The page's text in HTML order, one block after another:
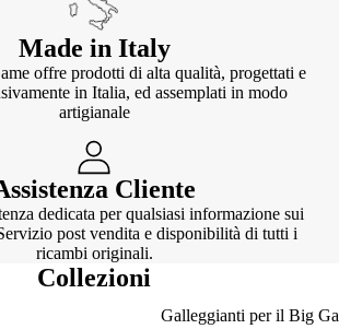
Made in Italy
offre prodotti di alta qualità, progettati e
in Italia, ed assemplati in modo
artigianale
Cliente
dedicata per qualsiasi informazione sui
post vendita e disponibilità di tutti i
ricambi originali.
Collezioni
Galleggianti per il Big